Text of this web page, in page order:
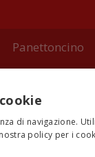
Panettoncino
di navigazione.
policy per i